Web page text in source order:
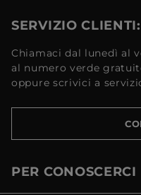
SERVIZIO CLIENTI:
Chiamaci dal lunedì al
al numero verde
oppure scrivici a
PER